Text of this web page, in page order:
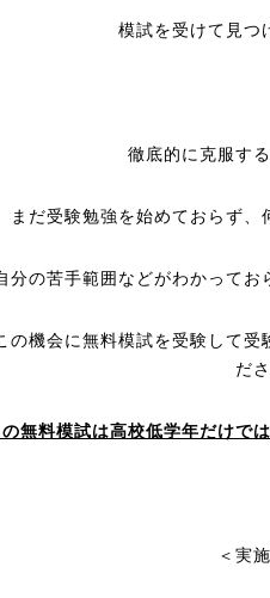
模試を受けて見つ
徹底的に克服す
まだ受験勉強を始めておらず
分の苦手範囲などがわかって
の機会に無料模試を受験して受
だ
の無料模試は高校低学年だけで
＜実